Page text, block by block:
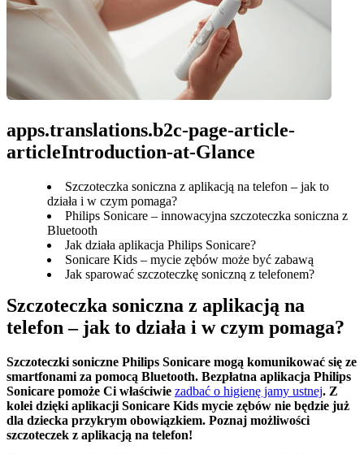
apps.translations.b2c-page-article-
articleIntroduction-at-Glance
Szczoteczka soniczna z aplikacją na telefon – jak to
działa i w czym pomaga?
Philips Sonicare – innowacyjna szczoteczka soniczna z
Bluetooth
Jak działa aplikacja Philips Sonicare?
Sonicare Kids – mycie zębów może być zabawą
Jak sparować szczoteczkę soniczną z telefonem?
Szczoteczka soniczna z aplikacją na
telefon – jak to działa i w czym pomaga?
Szczoteczki soniczne Philips Sonicare mogą komunikować się ze
smartfonami za pomocą Bluetooth. Bezpłatna aplikacja Philips
Sonicare pomoże Ci właściwie zadbać o higienę jamy ustnej. Z
kolei dzięki aplikacji Sonicare Kids mycie zębów nie będzie już
dla dziecka przykrym obowiązkiem. Poznaj możliwości
szczoteczek z aplikacją na telefon!